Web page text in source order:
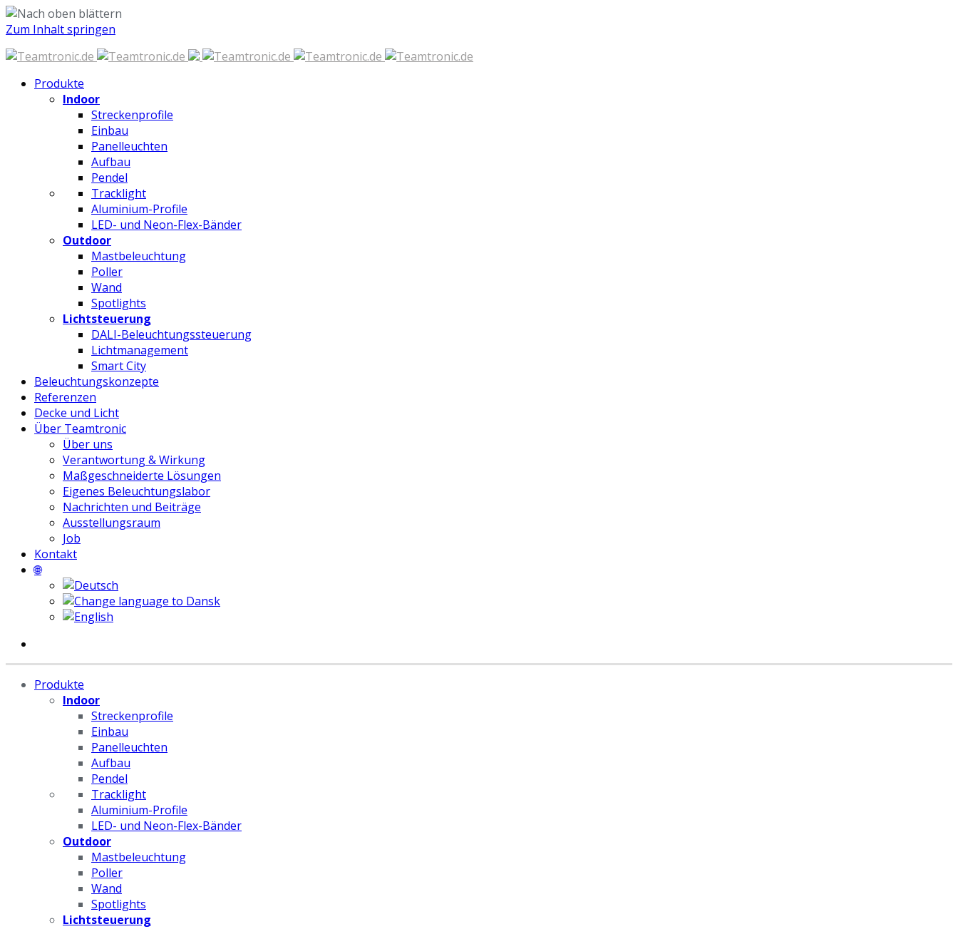
Zum Inhalt springen
Produkte
Indoor
Streckenprofile
Einbau
Panelleuchten
Aufbau
Pendel
Tracklight
Aluminium-Profile
LED- und Neon-Flex-Bänder
Outdoor
Mastbeleuchtung
Poller
Wand
Spotlights
Lichtsteuerung
DALI-Beleuchtungssteuerung
Lichtmanagement
Smart City
Beleuchtungskonzepte
Referenzen
Decke und Licht
Über Teamtronic
Über uns
Verantwortung & Wirkung
Maßgeschneiderte Lösungen
Eigenes Beleuchtungslabor
Nachrichten und Beiträge
Ausstellungsraum
Job
Kontakt
🌐
Produkte
Indoor
Streckenprofile
Einbau
Panelleuchten
Aufbau
Pendel
Tracklight
Aluminium-Profile
LED- und Neon-Flex-Bänder
Outdoor
Mastbeleuchtung
Poller
Wand
Spotlights
Lichtsteuerung